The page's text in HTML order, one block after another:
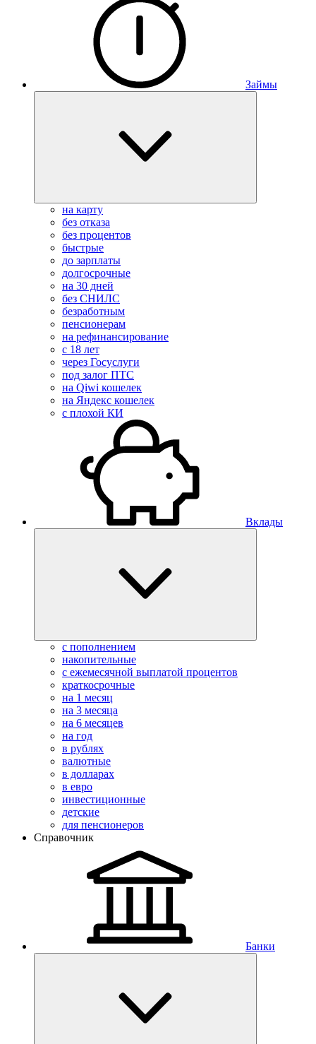
Займы
на карту
без отказа
без процентов
быстрые
до зарплаты
долгосрочные
на 30 дней
без СНИЛС
безработным
пенсионерам
на рефинансирование
с 18 лет
через Госуслуги
под залог ПТС
на Qiwi кошелек
на Яндекс кошелек
с плохой КИ
Вклады
с пополнением
накопительные
с ежемесячной выплатой процентов
краткосрочные
на 1 месяц
на 3 месяца
на 6 месяцев
на год
в рублях
валютные
в долларах
в евро
инвестиционные
детские
для пенсионеров
Справочник
Банки